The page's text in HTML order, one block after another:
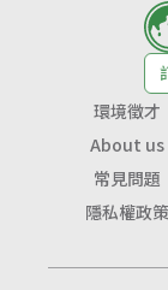
環境徵才
About us
常見問題
隱私權政策